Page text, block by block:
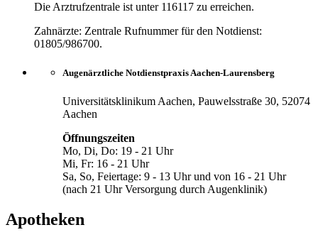
Die Arztrufzentrale ist unter 116117 zu erreichen.
Zahnärzte: Zentrale Rufnummer für den Notdienst:
01805/986700.
Augenärztliche Notdienstpraxis Aachen-Laurensberg
Universitätsklinikum Aachen, Pauwelsstraße 30, 52074
Aachen
Öffnungszeiten
Mo, Di, Do: 19 - 21 Uhr
Mi, Fr: 16 - 21 Uhr
Sa, So, Feiertage: 9 - 13 Uhr und von 16 - 21 Uhr
(nach 21 Uhr Versorgung durch Augenklinik)
Apotheken